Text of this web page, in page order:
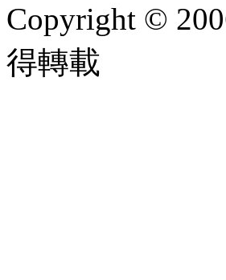
Copyright ©
得轉載